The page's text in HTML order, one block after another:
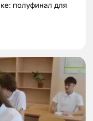
полуфинал для